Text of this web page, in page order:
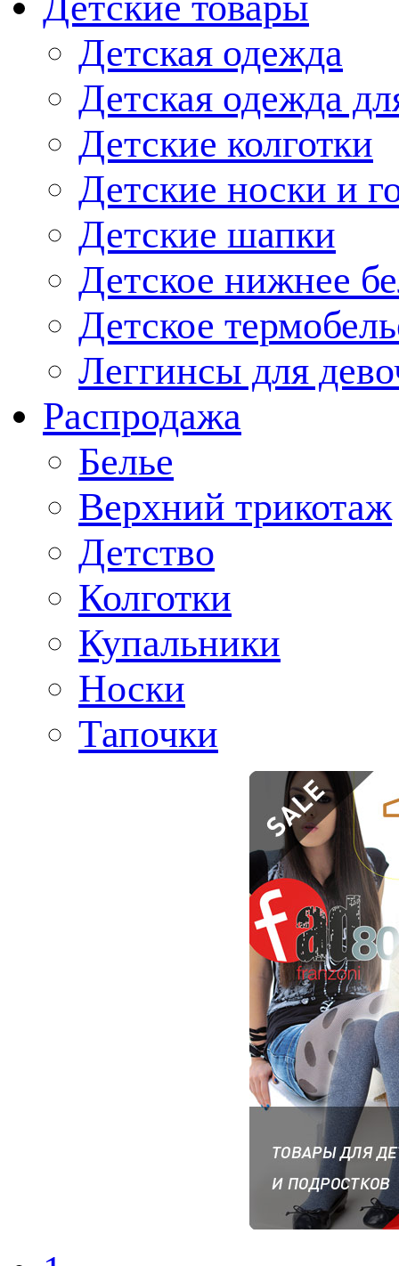
Детская одежда
Детская одежда
Детские колготки
Детские носки и
Детские шапки
Детское нижнее
Детское
Леггинсы для
Распродажа
Белье
Верхний трикотаж
Детство
Колготки
Купальники
Носки
Тапочки